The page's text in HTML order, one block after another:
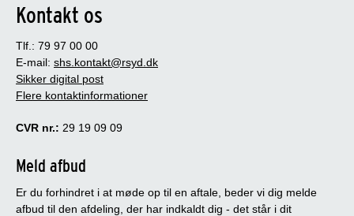
Kontakt os
Tlf.: 79 97 00 00
E-mail: shs.kontakt@rsyd.dk
Sikker digital post
Flere kontaktinformationer
CVR nr.: 29 19 09 09
Meld afbud
Er du forhindret i at møde op til en aftale, beder vi dig melde
afbud til den afdeling, der har indkaldt dig - det står i dit